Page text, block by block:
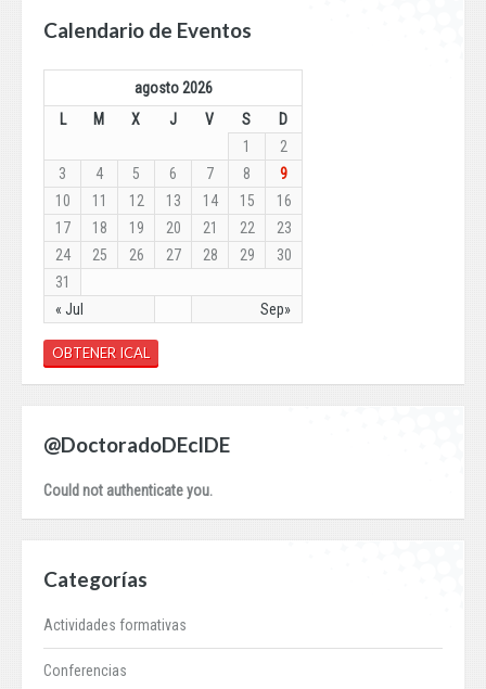
Calendario de Eventos
agosto 2026
L
M X J V S D
« Jul Sep»
1
2
3
4 5 6 7 8
9
10
11 12 13 14 15
16
17
18 19 20 21 22
23
24
25 26 27 28 29
30
31
OBTENER ICAL
@DoctoradoDEcIDE
Could not authenticate you.
Categorías
Actividades formativas
Conferencias